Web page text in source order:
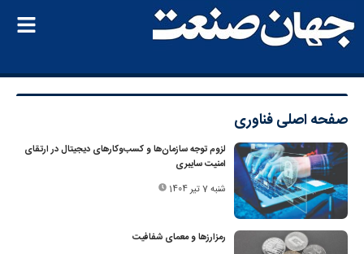
صفحه اصلیفناوری
لزوم توجه سازمان‌ها و کسب‌وکارهای دیجیتال در ارتقای
امنیت سایبری
شنبه 7 تیر 1404
رمزارزها و معمای شفافیت